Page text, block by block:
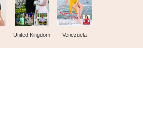
United Kingdom Venezuela